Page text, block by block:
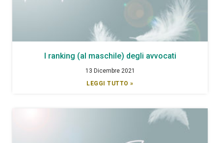
I ranking (al maschile) degli avvocati
13 Dicembre 2021
LEGGI TUTTO »